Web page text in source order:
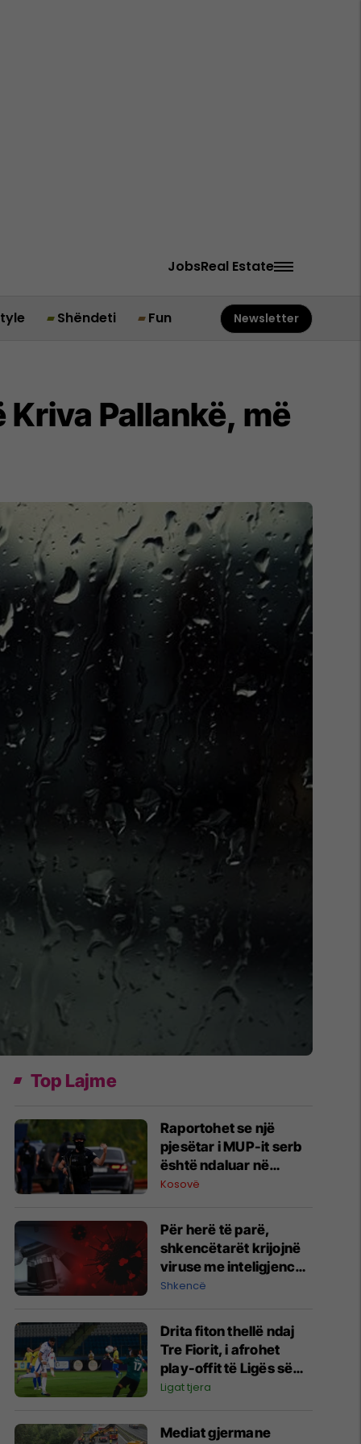
JobsReal Estate
Shëndeti Fun Newsletter
Pallankë, më
Top Lajme
Raportohet se një
pjesëtar i MUP-it serb
është ndaluar në
Jarinë
Kosovë
Për herë të parë,
shkencëtarët krijojnë
viruse me inteligjencë
artificiale
Shkencë
Drita fiton thellë ndaj
Tre Fiorit, i afrohet
play-offit të Ligës së
Konferencës
Ligat tjera
Mediat gjermane